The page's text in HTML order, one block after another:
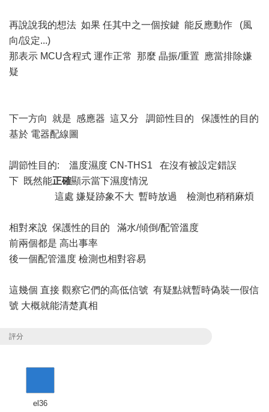
再說說我的想法 如果 任其中之一個按鍵 能反應動作 (風
向/設定...)
那表示 MCU含程式 運作正常 那麼 晶振/重置 應當排除嫌
疑
下一方向 就是 感應器 這又分 調節性目的 保護性的目的
基於 電器配線圖
調節性目的: 溫度濕度 CN-THS1 在沒有被設定錯誤
下 既然能正確顯示當下濕度情況
這處 嫌疑跡象不大 暫時放過 檢測也稍稍麻煩
相對來說 保護性的目的 滿水/傾倒/配管溫度
前兩個都是 高出事率
後一個配管溫度 檢測也相對容易
這幾個 直接 觀察它們的高低信號 有疑點就暫時偽裝一假信
號 大概就能清楚真相
評分
el36